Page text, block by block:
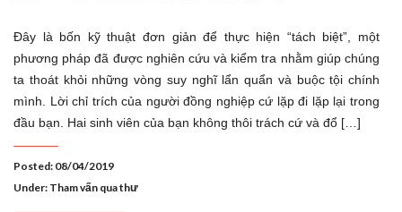
Đây là bốn kỹ thuật đơn giản để thực hiện “tách biệt”, một
phương pháp đã được nghiên cứu và kiểm tra nhằm giúp chúng
ta thoát khỏi những vòng suy nghĩ lẩn quẩn và buộc tội chính
mình. Lời chỉ trích của người đồng nghiệp cứ lặp đi lặp lại trong
đầu bạn. Hai sinh viên của bạn không thôi trách cứ và đổ […]
Posted: 08/04/2019
Under: Tham vấn qua thư